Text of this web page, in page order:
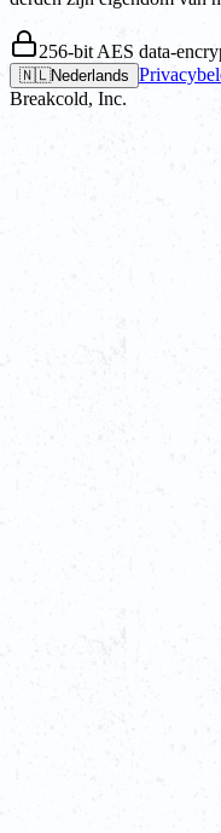
256-bit AES data-
🇳🇱Nederlands
Breakcold, Inc.